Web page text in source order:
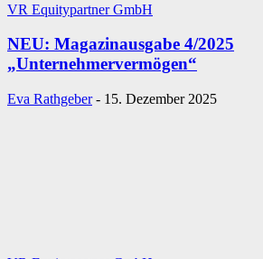
VR Equitypartner GmbH
NEU: Magazinausgabe 4/2025
„Unternehmervermögen“
Eva Rathgeber - 15. Dezember 2025